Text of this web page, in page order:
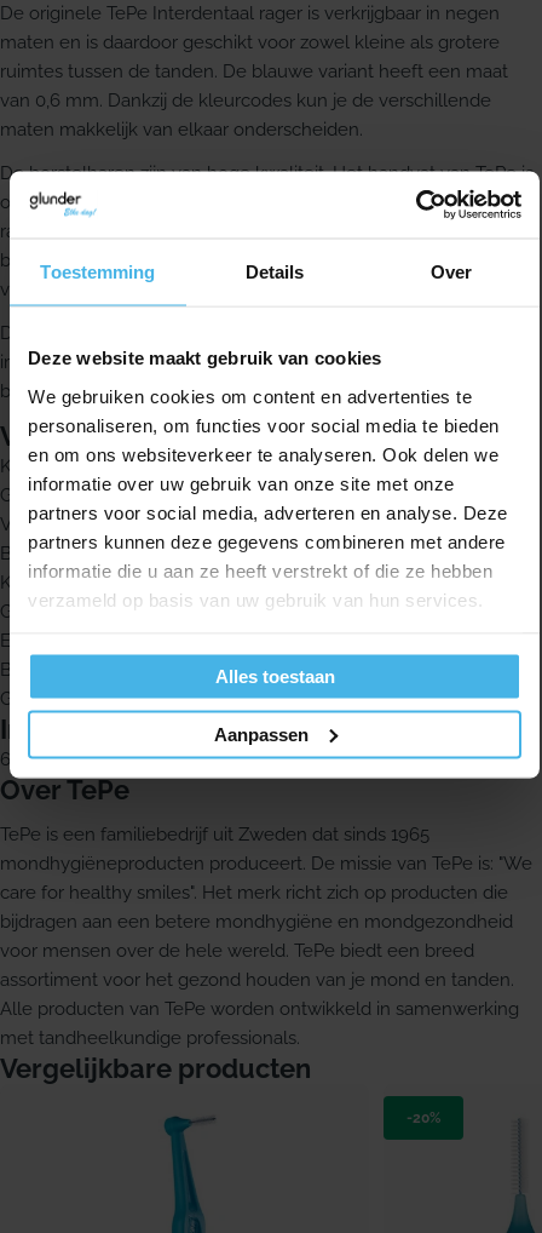
Toestemming Details Over
Deze website maakt gebruik van cookies
We gebruiken cookies om content en advertenties te
personaliseren, om functies voor social media te bieden
en om ons websiteverkeer te analyseren. Ook delen we
informatie over uw gebruik van onze site met onze
partners voor social media, adverteren en analyse. Deze
partners kunnen deze gegevens combineren met andere
informatie die u aan ze heeft verstrekt of die ze hebben
verzameld op basis van uw gebruik van hun services.
Alles toestaan
Aanpassen
De originele TePe Interdentaal rager is verkrijgbaar in negen
maten en is daardoor geschikt voor zowel kleine als grotere
ruimtes tussen de tanden. De blauwe variant heeft een maat
van 0,6 mm. Dankzij de kleurcodes kun je de verschillende
maten makkelijk van elkaar onderscheiden.
De borstelharen zijn van hoge kwaliteit. Het handvat van TePe is
ontworpen voor een comfortabele en stevige grip, zodat je de
rager prettig en gecontroleerd gebruikt. De rager heeft een
borstel en handvat uit één stuk. De metalen draad is voorzien
van een kunststof ommanteling.
Deze ragers zijn ook geschikt voor een efficiënte reiniging van
implantaten en vaste orthodontische apparatuur, zoals een
beugel.
Voordelen
Kleine borstel voor reiniging tussen de tanden
Geschikt als aanvulling op dagelijks tandenpoetsen
Verkrijgbaar in negen kleurgecodeerde maten
Blauwe maat van 0,6 mm
Kunststof ommantelde metalen draad
Gebruiksvriendelijk handvat
Ergonomisch in gebruik
Borstel en handvat uit één stuk
Geschikt voor implantaten en vaste orthodontische apparatuur
Inhoud
6 stuks
Over TePe
TePe is een familiebedrijf uit Zweden dat sinds 1965
mondhygiëneproducten produceert. De missie van TePe is: "We
care for healthy smiles". Het merk richt zich op producten die
bijdragen aan een betere mondhygiëne en mondgezondheid
voor mensen over de hele wereld. TePe biedt een breed
assortiment voor het gezond houden van je mond en tanden.
Alle producten van TePe worden ontwikkeld in samenwerking
met tandheelkundige professionals.
Vergelijkbare producten
-20%